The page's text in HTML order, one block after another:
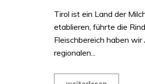
Tirol ist ein Land der
etablieren, führte die
Fleischbereich haben
regionalen...